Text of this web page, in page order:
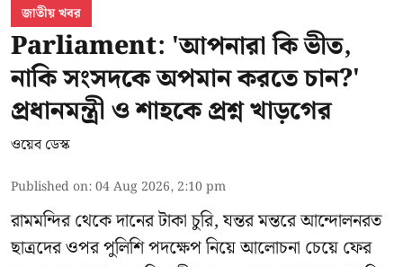
জাতীয় খবর
Parliament: 'আপনারা কি ভীত,
নাকি সংসদকে অপমান করতে চান?'
প্রধানমন্ত্রী ও শাহকে প্রশ্ন খাড়গের
ওয়েব ডেস্ক
Published on:04 Aug 2026, 2:10 pm
রামমন্দির থেকে দানের টাকা চুরি, যন্তর মন্তরে আন্দোলনরত
ছাত্রদের ওপর পুলিশি পদক্ষেপ নিয়ে আলোচনা চেয়ে ফের